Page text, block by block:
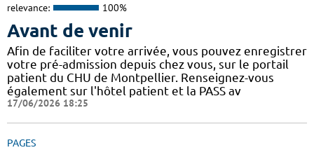
relevance: 100%
Avant de venir
Afin de faciliter votre arrivée, vous pouvez enregistrer
votre pré-admission depuis chez vous, sur le portail
patient du CHU de Montpellier. Renseignez-vous
également sur l'hôtel patient et la PASS av
17/06/2026 18:25
PAGES